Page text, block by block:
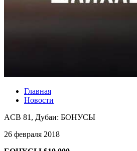
Главная
Новости
ACB 81, Дубаи: БОНУСЫ
26 февраля 2018